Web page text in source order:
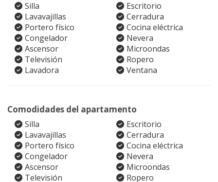
Silla
Escritorio
Lavavajillas
Cerradura
Portero físico
Cocina eléctrica
Congelador
Nevera
Ascensor
Microondas
Televisión
Ropero
Lavadora
Ventana
Comodidades del apartamento
Silla
Escritorio
Lavavajillas
Cerradura
Portero físico
Cocina eléctrica
Congelador
Nevera
Ascensor
Microondas
Televisión
Ropero